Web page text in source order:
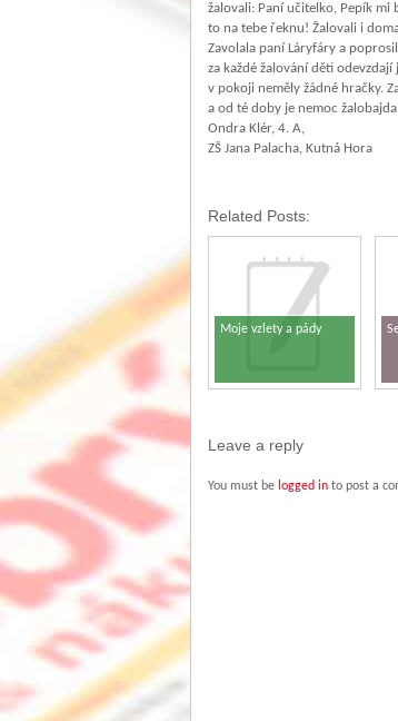
žalovali: Paní učitelko, Pepík mi
to na tebe řeknu! Žalovali i
Zavolala paní Láryfáry a
za každé žalování děti
v pokoji neměly žádné hračky.
a od té doby je nemoc
Ondra Klér, 4. A,
ZŠ Jana Palacha, Kutná Hora
Related Posts:
Moje vzlety a pády
Leave a reply
You must be logged in to post a